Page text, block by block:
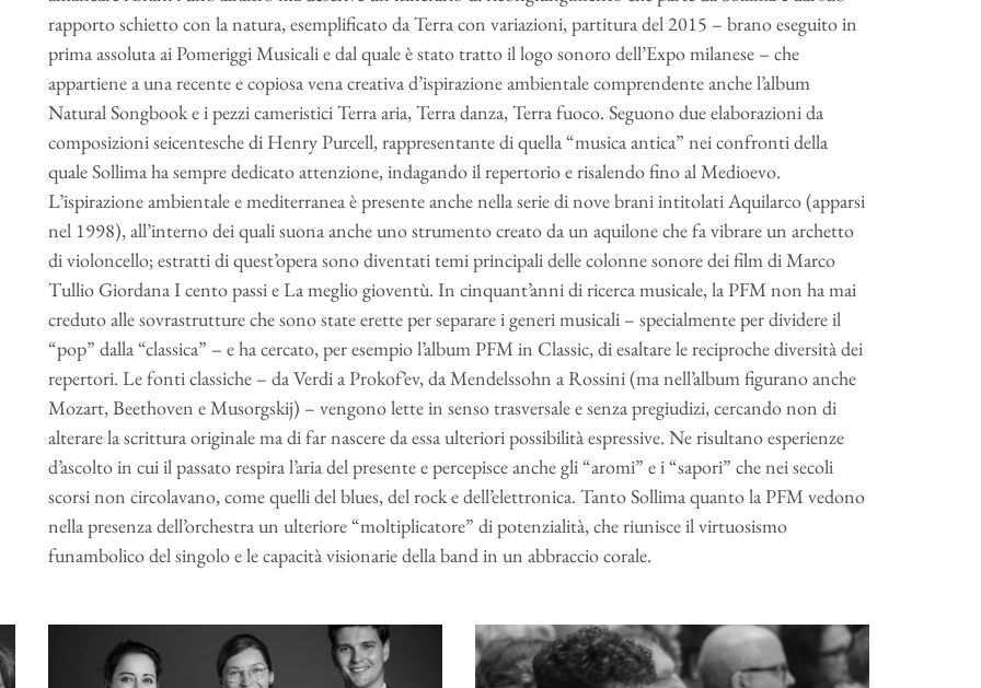
rapporto schietto con la natura, esemplificato da Terra con variazioni, partitura del 2015 – brano eseguito in
prima assoluta ai Pomeriggi Musicali e dal quale è stato tratto il logo sonoro dell’Expo milanese – che
appartiene a una recente e copiosa vena creativa d’ispirazione ambientale comprendente anche l’album
Natural Songbook e i pezzi cameristici Terra aria, Terra danza, Terra fuoco. Seguono due elaborazioni da
composizioni seicentesche di Henry Purcell, rappresentante di quella “musica antica” nei confronti della
quale Sollima ha sempre dedicato attenzione, indagando il repertorio e risalendo fino al Medioevo.
L’ispirazione ambientale e mediterranea è presente anche nella serie di nove brani intitolati Aquilarco (apparsi
nel 1998), all’interno dei quali suona anche uno strumento creato da un aquilone che fa vibrare un archetto
di violoncello; estratti di quest’opera sono diventati temi principali delle colonne sonore dei film di Marco
Tullio Giordana I cento passi e La meglio gioventù. In cinquant’anni di ricerca musicale, la PFM non ha mai
creduto alle sovrastrutture che sono state erette per separare i generi musicali – specialmente per dividere il
“pop” dalla “classica” – e ha cercato, per esempio l’album PFM in Classic, di esaltare le reciproche diversità dei
repertori. Le fonti classiche – da Verdi a Prokof’ev, da Mendelssohn a Rossini (ma nell’album figurano anche
Mozart, Beethoven e Musorgskij) – vengono lette in senso trasversale e senza pregiudizi, cercando non di
alterare la scrittura originale ma di far nascere da essa ulteriori possibilità espressive. Ne risultano esperienze
d’ascolto in cui il passato respira l’aria del presente e percepisce anche gli “aromi” e i “sapori” che nei secoli
scorsi non circolavano, come quelli del blues, del rock e dell’elettronica. Tanto Sollima quanto la PFM vedono
nella presenza dell’orchestra un ulteriore “moltiplicatore” di potenzialità, che riunisce il virtuosismo
funambolico del singolo e le capacità visionarie della band in un abbraccio corale.